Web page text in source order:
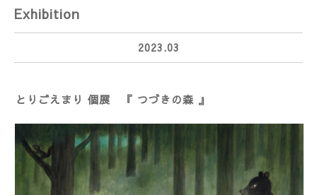
Exhibition
2023.03
とりごえまり 個展 『 つづきの森 』